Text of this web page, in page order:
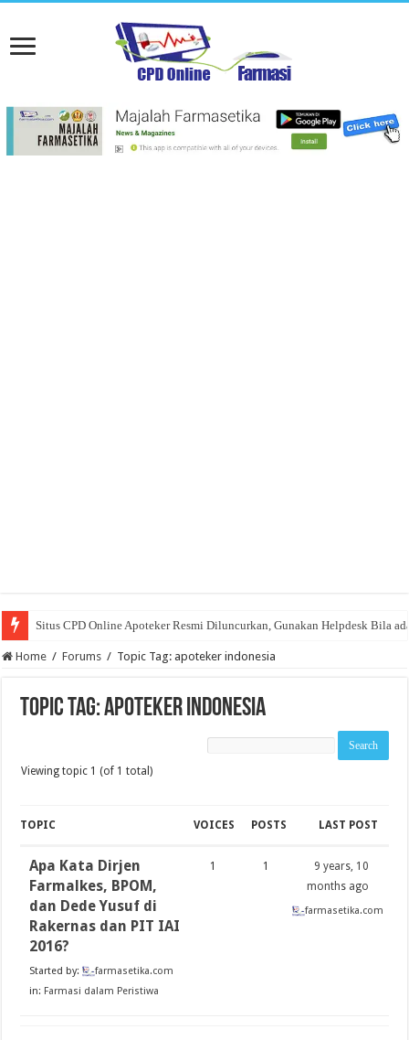
Situs CPD Online Apoteker Resmi Diluncurkan, Gunakan Helpdesk Bila
Home / Forums / Topic Tag: apoteker indonesia
Topic Tag: apoteker indonesia
Viewing topic 1 (of 1 total)
TOPIC VOICES POSTS LAST POST
Apa Kata Dirjen
Farmalkes, BPOM,
dan Dede Yusuf di
Rakernas dan PIT IAI
2016?
Started by:
farmasetika.com
in: Farmasi dalam Peristiwa
1 1
9 years, 10
months ago
farmasetika.com